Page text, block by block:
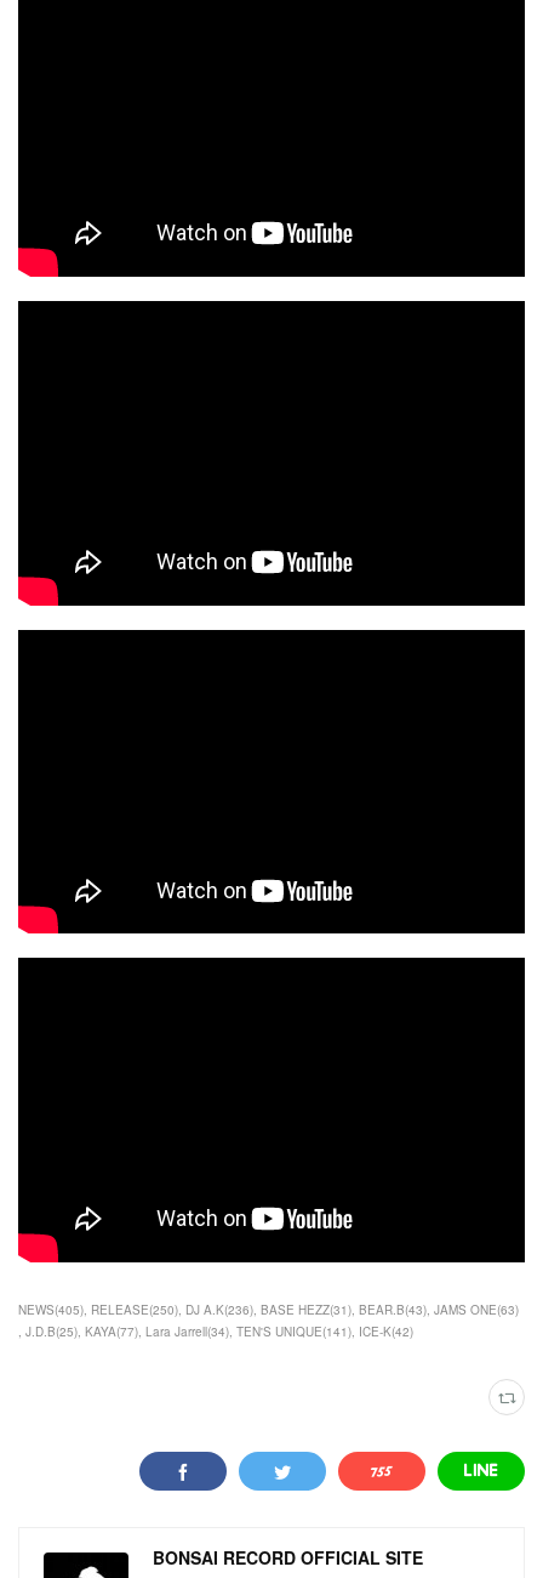
NEWS(405) RELEASE(250) DJ A.K(236) BASE HEZZ(31) BEAR.B(43) JAMS ONE(63)
J.D.B(25) KAYA(77) Lara Jarrell(34) TEN'S UNIQUE(141) ICE-K(42)
BONSAI RECORD OFFICIAL SITE